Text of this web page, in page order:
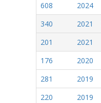
608
2024
340
2021
201
2021
176
2020
281
2019
220
2019